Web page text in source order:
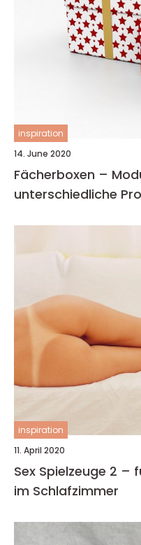
inspiration
14. June 2020
Fächerboxen –
unterschiedliche
inspiration
11. April 2020
Sex Spielzeuge 2 –
im Schlafzimmer